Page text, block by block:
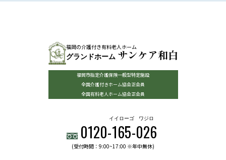
福岡の介護付き有料老人ホーム
グランドホーム サンケア和白
福岡市指定介護保険一般型特定施設
全国介護付きホーム協会正会員
全国有料老人ホーム協会正会員
0120-165
イイローゴ
-026
ワジロ
(受付時間：9:00~17:00 ※年中無休)